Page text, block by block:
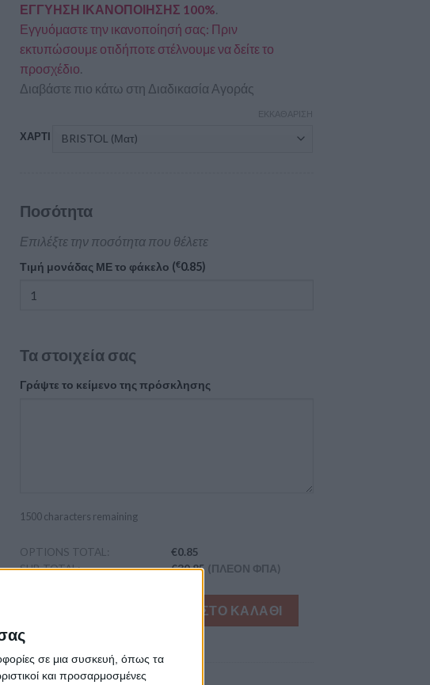
σε μια συσκευή, όπως τα
και προσαρμοσμένες
ΕΓΓΥΗΣΗ ΙΚΑΝΟΠΟΙΗΣΗΣ 100%
Εγγυόμαστε την ικανοποίησή σας: Πριν
εκτυπώσουμε οτιδήποτε στέλνουμε να δείτε το
προσχέδιο
Διαβάστε πιο κάτω στη Διαδικασία Αγοράς
ΧΑΡΤΙ
Ποσότητα
Επιλέξτε την ποσότητα που θέλετε
Τιμή μονάδας ΜΕ το φάκελο (€0.85)
Τα στοιχεία σας
Γράψτε το κείμενο της πρόσκλησης
1500characters remaining
OPTIONS TOTAL:
€0.85
SUB TOTAL:
€30.85 (ΠΛΈΟΝ ΦΠΑ)
Προσκλητήριο βάπτισης για αγόρια με ξύλινο αλογάκι ποσότητα
ΠΡΟΣΘΉΚΗ ΣΤΟ ΚΑΛΆΘΙ
Κωδικός προϊόντος:4943